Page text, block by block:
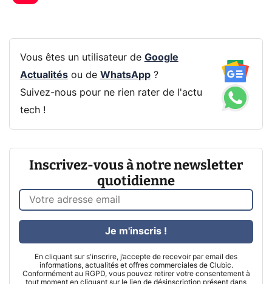
Vous êtes un utilisateur de Google
Actualitésou de WhatsApp?
Suivez-nous pour ne rien rater de l'actu
tech !
Inscrivez-vous à notre newsletter
quotidienne
En cliquant sur s'inscrire, j’accepte de recevoir par email des
informations, actualités et offres commerciales de Clubic.
Conformément au RGPD, vous pouvez retirer votre consentement à
tout moment en cliquant sur le lien de désinscription présent dans
Je m'inscris !